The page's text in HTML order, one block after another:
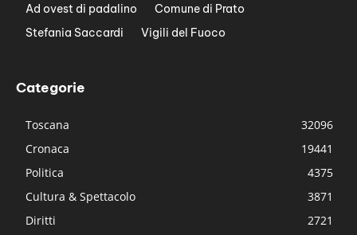
Ad ovest di padalino
Comune di Prato
Stefania Saccardi
Vigili del Fuoco
Categorie
Toscana
32096
Cronaca
19441
Politica
4375
Cultura & Spettacolo
3871
Diritti
2721